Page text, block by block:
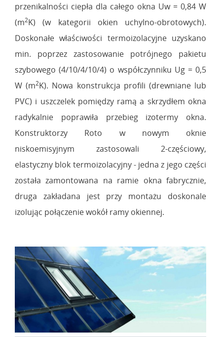
przenikalności ciepła dla całego okna Uw = 0,84 W
(m2K) (w kategorii okien uchylno-obrotowych).
Doskonałe właściwości termoizolacyjne uzyskano
min. poprzez zastosowanie potrójnego pakietu
szybowego (4/10/4/10/4) o współczynniku Ug = 0,5
W (m2K). Nowa konstrukcja profili (drewniane lub
PVC) i uszczelek pomiędzy ramą a skrzydłem okna
radykalnie poprawiła przebieg izotermy okna.
Konstruktorzy Roto w nowym oknie
niskoemisyjnym zastosowali 2-częściowy,
elastyczny blok termoizolacyjny - jedna z jego części
została zamontowana na ramie okna fabrycznie,
druga zakładana jest przy montażu doskonale
izolując połączenie wokół ramy okiennej.